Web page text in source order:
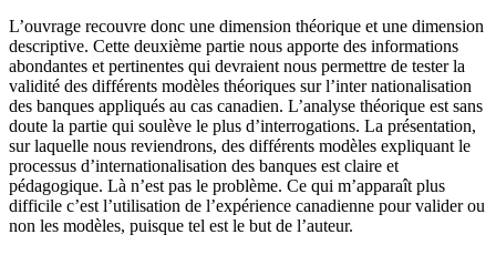
L’ouvrage recouvre donc une dimension théorique et une dimension
descriptive. Cette deuxième partie nous apporte des informations
abondantes et pertinentes qui devraient nous permettre de tester la
validité des différents modèles théoriques sur l’inter­ nationalisation
des banques appliqués au cas canadien. L’analyse théorique est sans
doute la partie qui soulève le plus d’interrogations. La présentation,
sur laquelle nous reviendrons, des différents modèles expliquant le
processus d’internationalisation des banques est claire et
pédagogique. Là n’est pas le problème. Ce qui m’apparaît plus
difficile c’est l’utilisation de l’expérience canadienne pour valider ou
non les modèles, puisque tel est le but de l’auteur.